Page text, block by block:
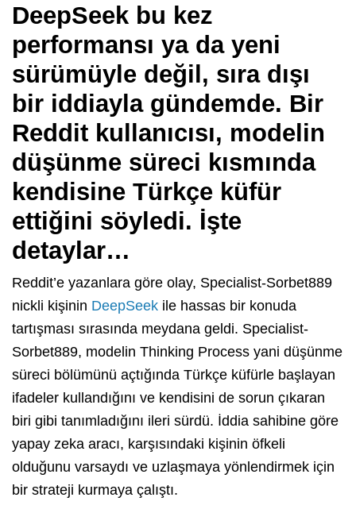
DeepSeek bu kez
performansı ya da yeni
sürümüyle değil, sıra dışı
bir iddiayla gündemde. Bir
Reddit kullanıcısı, modelin
düşünme süreci kısmında
kendisine Türkçe küfür
ettiğini söyledi. İşte
detaylar…
Reddit’e yazanlara göre olay, Specialist-Sorbet889
nickli kişinin DeepSeek ile hassas bir konuda
tartışması sırasında meydana geldi. Specialist-
Sorbet889, modelin Thinking Process yani düşünme
süreci bölümünü açtığında Türkçe küfürle başlayan
ifadeler kullandığını ve kendisini de sorun çıkaran
biri gibi tanımladığını ileri sürdü. İddia sahibine göre
yapay zeka aracı, karşısındaki kişinin öfkeli
olduğunu varsaydı ve uzlaşmaya yönlendirmek için
bir strateji kurmaya çalıştı.